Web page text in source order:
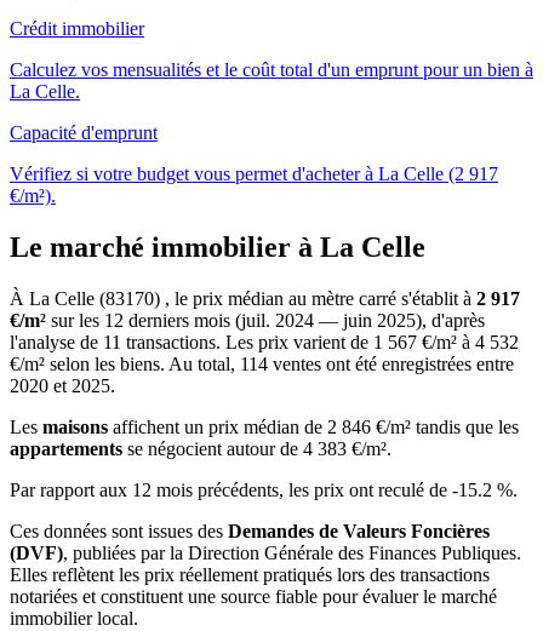
Crédit immobilier
Calculez vos mensualités et le coût total d'un emprunt pour un bien à
La Celle.
Capacité d'emprunt
Vérifiez si votre budget vous permet d'acheter à La Celle (2 917
€/m²).
Le marché immobilier à La Celle
À La Celle (83170) , le prix médian au mètre carré s'établit à 2 917
€/m² sur les 12 derniers mois (juil. 2024 — juin 2025), d'après
l'analyse de 11 transactions. Les prix varient de 1 567 €/m² à 4 532
€/m² selon les biens. Au total, 114 ventes ont été enregistrées entre
2020 et 2025.
Les maisons affichent un prix médian de 2 846 €/m² tandis que les
appartements se négocient autour de 4 383 €/m².
Par rapport aux 12 mois précédents, les prix ont reculé de -15.2 %.
Ces données sont issues des Demandes de Valeurs Foncières
(DVF), publiées par la Direction Générale des Finances Publiques.
Elles reflètent les prix réellement pratiqués lors des transactions
notariées et constituent une source fiable pour évaluer le marché
immobilier local.